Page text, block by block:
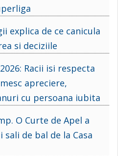
explica de ce canicula
si deciziile
Racii isi respecta
apreciere,
cu persoana iubita
O Curte de Apel a
de bal de la Casa